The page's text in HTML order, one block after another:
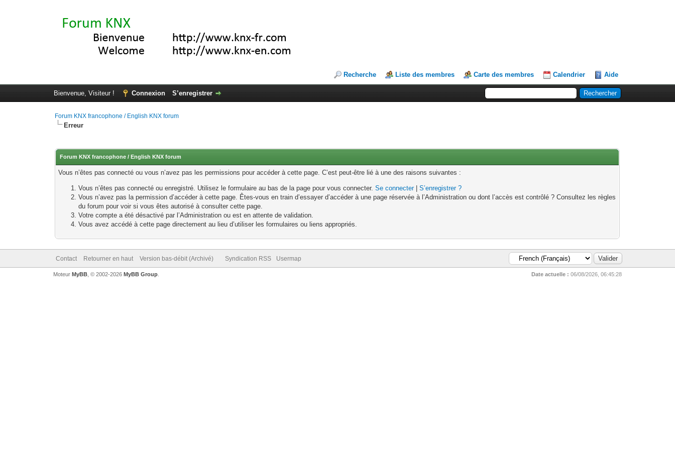
Recherche Liste des membres Carte des membres Calendrier Aide
Bienvenue, Visiteur ! Connexion S’enregistrer
Forum KNX francophone / English KNX forum
Erreur
Forum KNX francophone / English KNX forum
Vous n’êtes pas connecté ou vous n’avez pas les permissions pour accéder à cette page. C’est peut-être lié à une des raisons suivantes :
Vous n’êtes pas connecté ou enregistré. Utilisez le formulaire au bas de la page pour vous connecter.Se connecter|S’enregistrer ?
Vous n’avez pas la permission d’accéder à cette page. Êtes-vous en train d’essayer d’accéder à une page réservée à l’Administration ou dont l’accès est contrôlé ? Consultez les règles
du forum pour voir si vous êtes autorisé à consulter cette page.
Votre compte a été désactivé par l’Administration ou est en attente de validation.
Vous avez accédé à cette page directement au lieu d’utiliser les formulaires ou liens appropriés.
Contact Retourner en haut Version bas-débit (Archivé) Syndication RSS Usermap
Date actuelle : 06/08/2026, 06:45:28
Moteur MyBB, © 2002-2026 MyBB Group.